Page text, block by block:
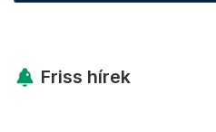
Friss hírek